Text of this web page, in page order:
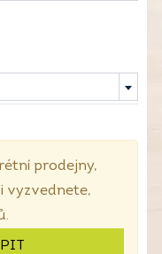
prodejny,
vyzvednete,